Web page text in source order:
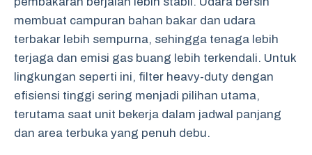
membuat campuran bahan bakar dan udara
terbakar lebih sempurna, sehingga tenaga lebih
terjaga dan emisi gas buang lebih terkendali. Untuk
lingkungan seperti ini, filter heavy-duty dengan
efisiensi tinggi sering menjadi pilihan utama,
terutama saat unit bekerja dalam jadwal panjang
dan area terbuka yang penuh debu.